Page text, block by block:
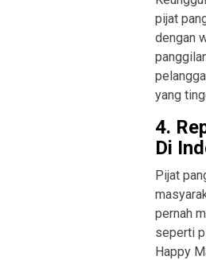
pijat
dengan
yang
4.
Di
Pijat
pernah
seperti
Happy